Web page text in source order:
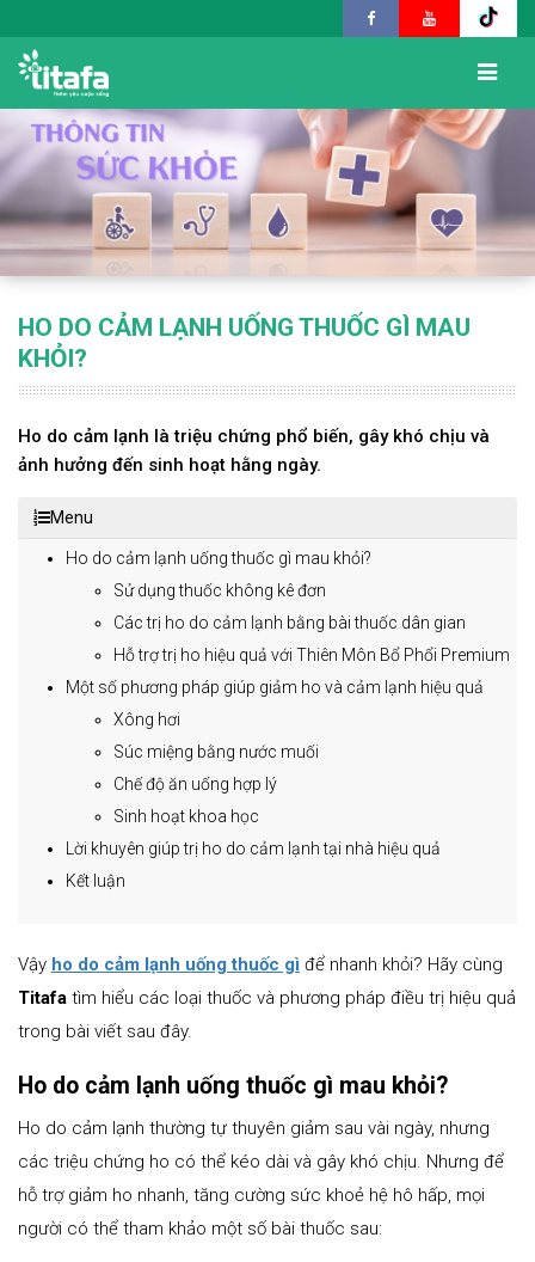
HO DO CẢM LẠNH UỐNG THUỐC GÌ MAU
KHỎI?
Ho do cảm lạnh là triệu chứng phổ biến, gây khó chịu và
ảnh hưởng đến sinh hoạt hằng ngày.
Menu
Ho do cảm lạnh uống thuốc gì mau khỏi?
Sử dụng thuốc không kê đơn
Các trị ho do cảm lạnh bằng bài thuốc dân gian
Hỗ trợ trị ho hiệu quả với Thiên Môn Bổ Phổi Premium
Một số phương pháp giúp giảm ho và cảm lạnh hiệu quả
Xông hơi
Súc miệng bằng nước muối
Chế độ ăn uống hợp lý
Sinh hoạt khoa học
Lời khuyên giúp trị ho do cảm lạnh tại nhà hiệu quả
Kết luận
Vậy ho do cảm lạnh uống thuốc gì để nhanh khỏi? Hãy cùng
Titafa tìm hiểu các loại thuốc và phương pháp điều trị hiệu quả
trong bài viết sau đây.
Ho do cảm lạnh uống thuốc gì mau khỏi?
Ho do cảm lạnh thường tự thuyên giảm sau vài ngày, nhưng
các triệu chứng ho có thể kéo dài và gây khó chịu. Nhưng để
hỗ trợ giảm ho nhanh, tăng cường sức khoẻ hệ hô hấp, mọi
người có thể tham khảo một số bài thuốc sau: